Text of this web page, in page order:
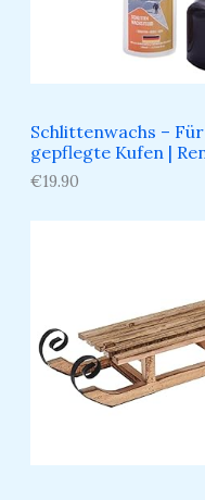
Schlittenwachs –
gepflegte Kufen​ |
€19.90